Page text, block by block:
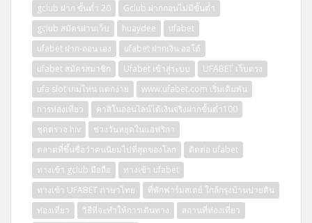
gclub ฝาก ขั้นต่ำ 20
Gclub ฝากถอนไม่มีขั้นต่ำ
gclub สมัครผ่านเว็บ
huaydee
ufabet
ufabet ฝาก-ถอน เอง
ufabet ฝากเงิน ออโต้
ufabet สมัครสมาชิก
Ufabet เข้าสู่ระบบ
UFABET เว็บตรง
ufa slot เกมไหน แตกง่าย
www.ufabet.com เริ่มเดิมพัน
การท่องเที่ยว
คาสิโนออนไลน์ได้เงินจริงฝากขั้นต่ำ100
ชุดตรวจ hiv
ช่วงวันหยุดในแอฟริกา
ตลาดที่ขึ้นชื่อว่าคนนิยมไปที่สุดของโลก
ติดต่อ ufabet
ทางเข้า gclub มือถือ
ทางเข้า ufabet
ทางเข้า UFABET ภาษาไทย
ที่พักฟาร์มสเตย์ ใกล้กรุงบ้านปายดิน
ท่องเที่ยว
วิธีที่จะทำให้การเดินทาง
สถานที่ท่องเที่ยว